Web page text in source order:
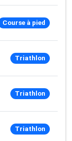
Course à pied
Triathlon
Triathlon
Triathlon